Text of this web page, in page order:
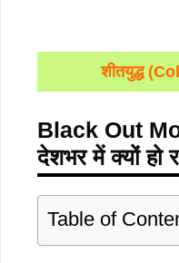
शीतयुद्ध
Black Out
देशभर में क्यों हो
Table of